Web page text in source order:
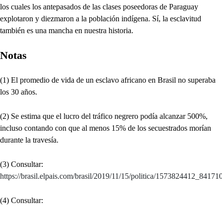
los cuales los antepasados de las clases poseedoras de Paraguay
explotaron y diezmaron a la población indígena. Sí, la esclavitud
también es una mancha en nuestra historia.
Notas
(1) El promedio de vida de un esclavo africano en Brasil no superaba
los 30 años.
(2) Se estima que el lucro del tráfico negrero podía alcanzar 500%,
incluso contando con que al menos 15% de los secuestrados morían
durante la travesía.
(3) Consultar:
https://brasil.elpais.com/brasil/2019/11/15/politica/
(4) Consultar: